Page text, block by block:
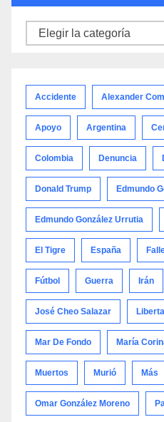
Noticias
Accidente Alexander
Apoyo Argentina
Colombia Denuncia
Donald Trump Edmundo
Edmundo González Urrutia
El Tigre España
Fútbol Guerra Irán
José Cheo Salazar
Mar De Fondo María
Muertos Murió Más
Omar González Moreno